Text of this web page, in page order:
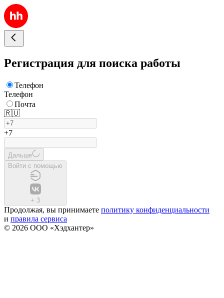
Регистрация для поиска работы
Телефон
Телефон
Почта
🇷🇺
+7
Дальше
Войти с помощью
+ 3
Продолжая, вы принимаете политику конфиденциальности
и правила сервиса
© 2026 ООО «Хэдхантер»